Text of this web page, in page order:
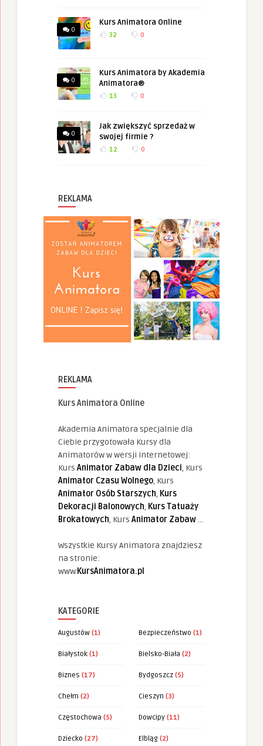
0
Kurs Animatora Online
32 0
0
Kurs Animatora by Akademia
Animatora®
13 0
0
Jak zwiększyć sprzedaż w
swojej firmie ?
12 0
REKLAMA
REKLAMA
Kurs Animatora Online
Akademia Animatora specjalnie dla
Ciebie przygotowała Kursy dla
Animatorów w wersji internetowej:
Kurs Animator Zabaw dla Dzieci, Kurs
Animator Czasu Wolnego, Kurs
Animator Osób Starszych, Kurs
Dekoracji Balonowych, Kurs Tatuaży
Brokatowych, Kurs Animator Zabaw...
Wszystkie Kursy Animatora znajdziesz
na stronie:
www.KursAnimatora.pl
KATEGORIE
Augustów (1) Bezpieczeństwo (1)
Białystok (1) Bielsko-Biała (2)
Biznes (17) Bydgoszcz (5)
Chełm (2) Cieszyn (3)
Częstochowa (5) Dowcipy (11)
Dziecko (27) Elbląg (2)